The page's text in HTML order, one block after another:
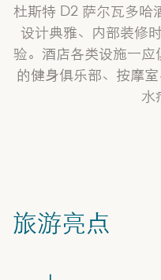
杜斯特 D2 萨尔瓦多哈
设计典雅、内部装修
验。酒店各类设施一
的健身俱乐部、按摩
水
旅游亮点